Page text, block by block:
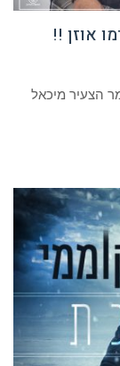
הצעיר מיכאל